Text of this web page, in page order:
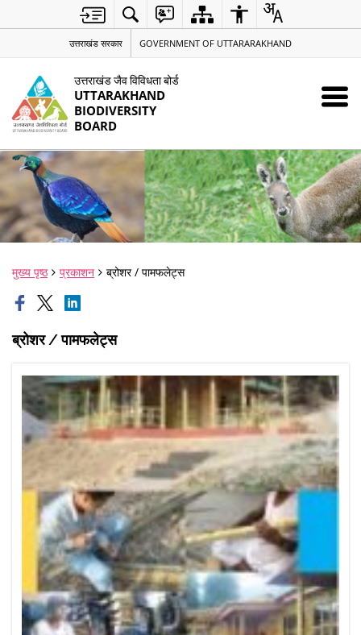
उत्तराखंड सरकार GOVERNMENT OF UTTARARAKHAND
उत्तराखंड जैव विविधता बोर्ड
UTTARAKHAND
BIODIVERSITY
BOARD
मुख्य पृष्ठ प्रकाशन ब्रोशर / पामफलेट्स
ब्रोशर / पामफलेट्स